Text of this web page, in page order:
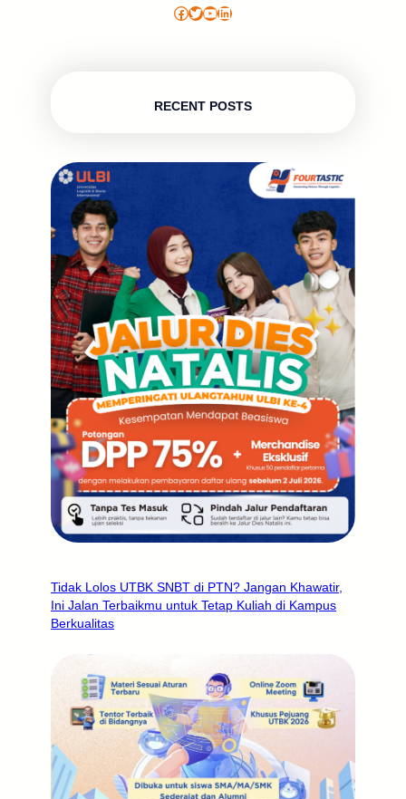
Facebook Twitter YouTube LinkedIn
RECENT POSTS
Tidak Lolos UTBK SNBT di PTN? Jangan Khawatir,
Ini Jalan Terbaikmu untuk Tetap Kuliah di Kampus
Berkualitas